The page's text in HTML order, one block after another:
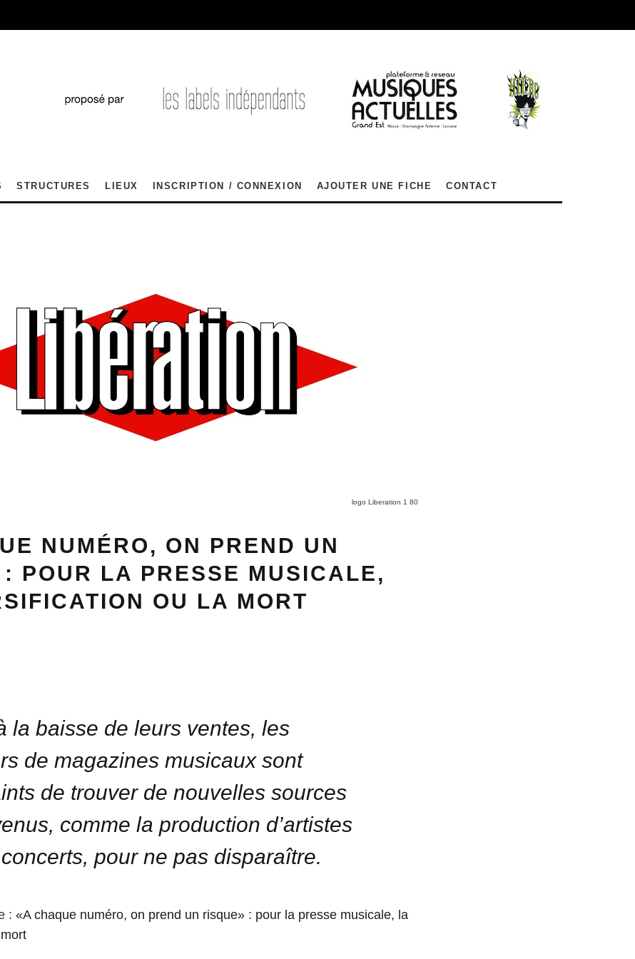
STRUCTURES LIEUX INSCRIPTION / CONNEXION AJOUTER UNE FICHE CONTACT
logo Liberation 1 80
NUMÉRO, ON PREND UN
POUR LA PRESSE MUSICALE,
OU LA MORT
la baisse de leurs ventes, les
de magazines musicaux sont
de trouver de nouvelles sources
comme la production d’artistes
pour ne pas disparaître.
: «A chaque numéro, on prend un risque» : pour la presse musicale, la